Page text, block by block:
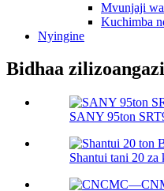
Mvunjaji
Kuchimba
Nyingine
Bidhaa
SANY 95ton
Shantui tani 20